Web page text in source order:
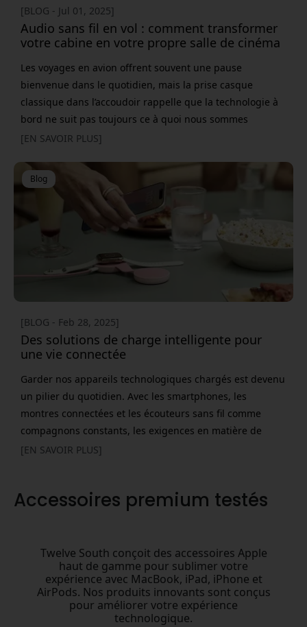
[BLOG - Jul 01, 2025]
Audio sans fil en vol : comment transformer
votre cabine en votre propre salle de cinéma
Les voyages en avion offrent souvent une pause
bienvenue dans le quotidien, mais la prise casque
classique dans l’accoudoir rappelle que la technologie à
bord ne suit pas toujours ce à quoi nous sommes
habitués au sol. Le résultat ? Des câbles effilochés, des
petit adaptateur Bluetooth, vous évitez les compromis et
profitez des films, des jeux et de la musique comme à la
maison. Pourquoi un adaptateur Bluetooth est nécessaire
De nombreuses
[EN SAVOIR PLUS]
Blog
[BLOG - Feb 28, 2025]
Des solutions de charge intelligente pour
une vie connectée
Garder nos appareils technologiques chargés est devenu
un pilier du quotidien. Avec les smartphones, les
montres connectées et les écouteurs sans fil comme
compagnons constants, les exigences en matière de
solutions de charge pratiques et fiables ne cessent
solutions compactes qui allient fonctionnalité et
[EN SAVOIR PLUS]
Accessoires premium testés
Twelve South conçoit des accessoires Apple
haut de gamme pour sublimer votre
expérience avec MacBook, iPad, iPhone et
AirPods. Nos produits innovants sont conçus
pour améliorer votre expérience
technologique.